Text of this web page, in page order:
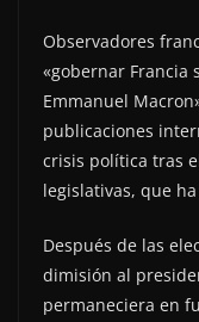
Observadores
«gobernar Francia
Emmanuel
publicaciones
crisis política tras
legislativas, que
Después de las
dimisión al
permaneciera en